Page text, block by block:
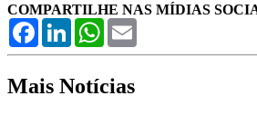
COMPARTILHE NAS MÍDIAS
FacebookLinkedInWhatsApp
Mais Notícias